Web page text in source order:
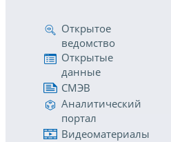
Открытое
ведомство
Открытые
данные
СМЭВ
Аналитический
портал
Видеоматериалы